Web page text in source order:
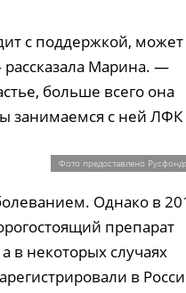
с поддержкой, может
рассказала Марина. —
больше всего она
занимаемся с ней ЛФК
Фото предоставлено
Однако в
препарат
в некоторых случаях
в